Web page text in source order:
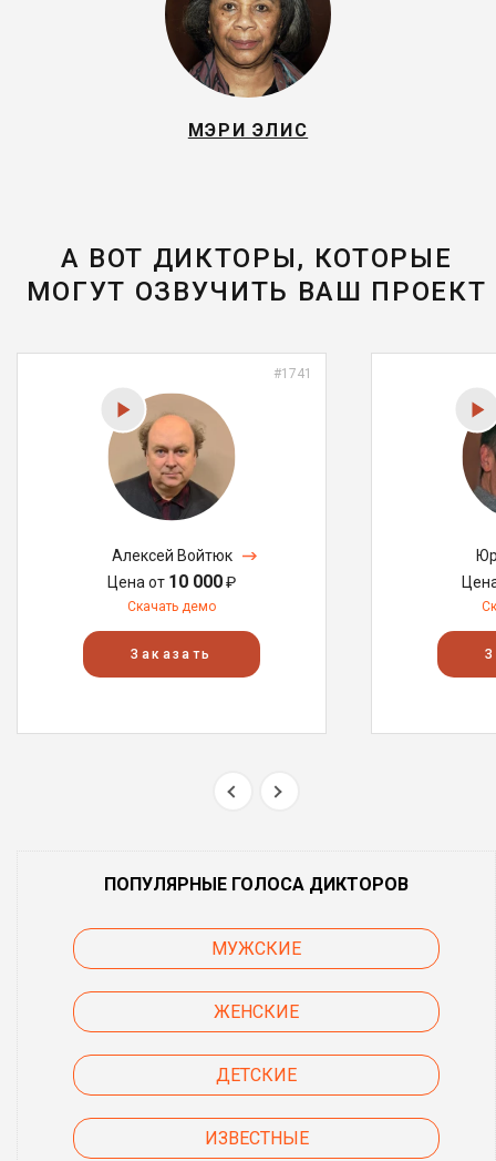
МЭРИ ЭЛИС
А ВОТ ДИКТОРЫ, КОТОРЫЕ
МОГУТ ОЗВУЧИТЬ ВАШ ПРОЕКТ
#1741
Алексей Войтюк
Цена от 10 000₽
Скачать демо
Заказать
ПОПУЛЯРНЫЕ ГОЛОСА ДИКТОРОВ
МУЖСКИЕ
ЖЕНСКИЕ
ДЕТСКИЕ
ИЗВЕСТНЫЕ